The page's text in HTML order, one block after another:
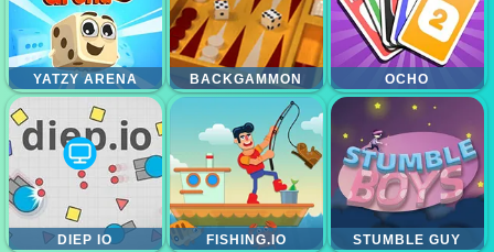
YATZY ARENA BACKGAMMON OCHO
DIEP IO FISHING.IO STUMBLE GUY